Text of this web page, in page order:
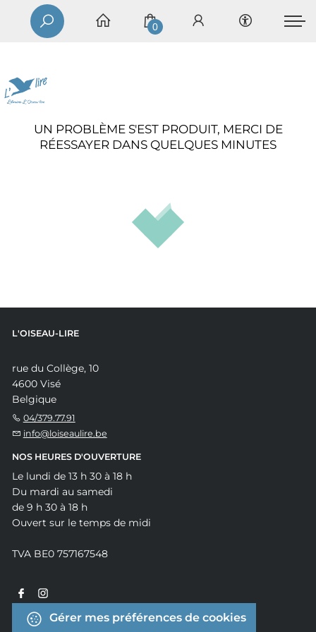
0
UN PROBLÈME S'EST PRODUIT, MERCI DE
RÉESSAYER DANS QUELQUES MINUTES
L'OISEAU-LIRE
rue du Collège, 10
4600 Visé
Belgique
04/379.77.91
info@loiseaulire.be
NOS HEURES D'OUVERTURE
Le lundi de 13 h 30 à 18 h
Du mardi au samedi
de 9 h 30 à 18 h
Ouvert sur le temps de midi
TVA BE0 757167548
Gérer mes préférences de cookies